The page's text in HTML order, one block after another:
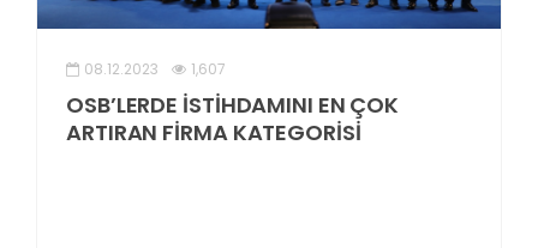
08.12.2023 1,607
OSB’LERDE İSTİHDAMINI EN ÇOK
ARTIRAN FİRMA KATEGORİSİ